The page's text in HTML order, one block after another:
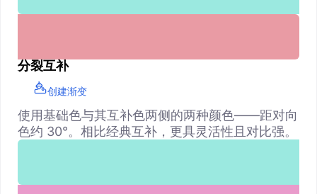
分裂互补
创建渐变
使用基础色与其互补色两侧的两种颜色——距对向
色约 30°。相比经典互补，更具灵活性且对比强。